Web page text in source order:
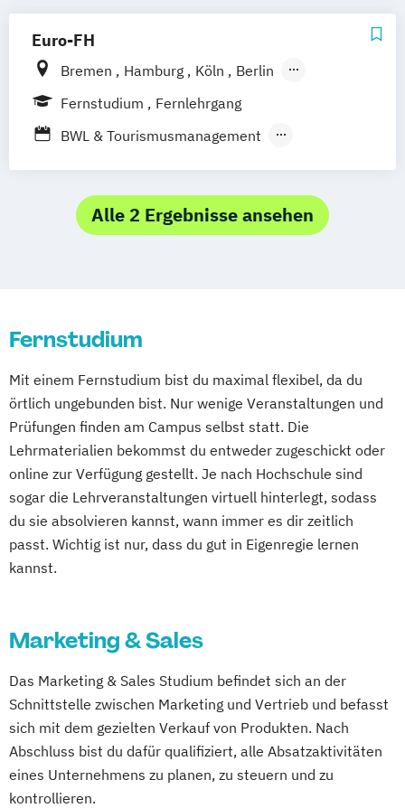
Ludwigshafen/Diez München Nürnberg
Online-Fernstudium
Stuttgart
Köln
Schwarzheide/Oberspreewald-Lausitz bei
Dresden
Euro-FH
Bremen Hamburg Köln
Berlin
Göttingen
Frankfurt am Main
Fernstudium
Fernlehrgang
BWL & Tourismusmanagement
Marketing
Marketing & Sales Management
Alle 2 Ergebnisse ansehen
Fernstudium
Mit einem Fernstudium bist du maximal flexibel, da du
örtlich ungebunden bist. Nur wenige Veranstaltungen und
Prüfungen finden am Campus selbst statt. Die
Lehrmaterialien bekommst du entweder zugeschickt oder
online zur Verfügung gestellt. Je nach Hochschule sind
sogar die Lehrveranstaltungen virtuell hinterlegt, sodass
du sie absolvieren kannst, wann immer es dir zeitlich
passt. Wichtig ist nur, dass du gut in Eigenregie lernen
kannst.
Marketing & Sales
Das Marketing & Sales Studium befindet sich an der
Schnittstelle zwischen Marketing und Vertrieb und befasst
sich mit dem gezielten Verkauf von Produkten. Nach
Abschluss bist du dafür qualifiziert, alle Absatzaktivitäten
eines Unternehmens zu planen, zu steuern und zu
kontrollieren.